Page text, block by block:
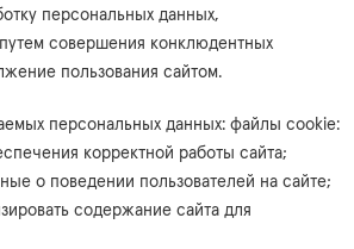
персональных данных,
совершения конклюдентных
пользования сайтом.
персональных данных: файлы cookie:
корректной работы сайта;
о поведении пользователей на сайте;
содержание сайта для